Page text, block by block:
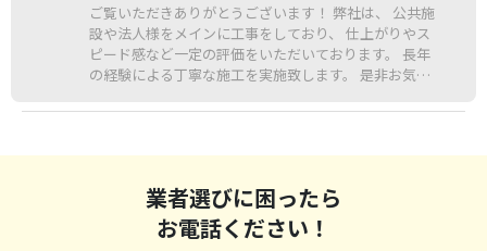
ご覧いただきありがとうございます！ 弊社は、 公共施
設や法人様をメインに工事をしており、 仕上がりやス
ピード感など一定の評価をいただいております。 長年
の経験による丁寧な施工を実施致します。 是非お気軽
業者選びに困ったら
お電話ください！